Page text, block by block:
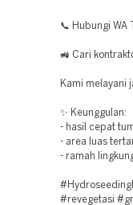
📞 Hubungi
🚜 Cari
Kami melayani
✨ Keunggulan:
- hasil cepat
- area luas
- ramah
#revegetasi